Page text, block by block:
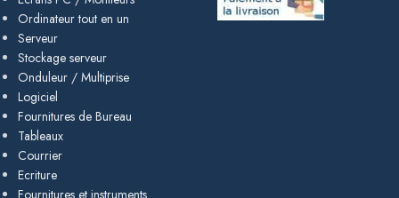
Ordinateur tout en un
Serveur
Stockage serveur
Onduleur / Multiprise
Logiciel
Fournitures de Bureau
Tableaux
Courrier
Ecriture